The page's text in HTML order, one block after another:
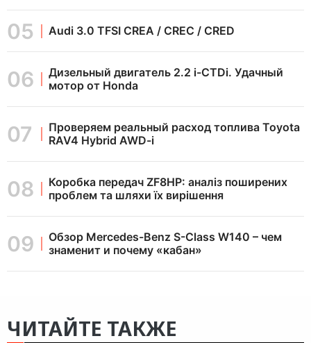
Audi 3.0 TFSI CREA / CREC / CRED
Дизельный двигатель 2.2 i-CTDi. Удачный
мотор от Honda
Проверяем реальный расход топлива Toyota
RAV4 Hybrid AWD-i
Коробка передач ZF8HP: аналіз поширених
проблем та шляхи їх вирішення
Обзор Mercedes-Benz S-Class W140 – чем
знаменит и почему «кабан»
ЧИТАЙТЕ ТАКЖЕ